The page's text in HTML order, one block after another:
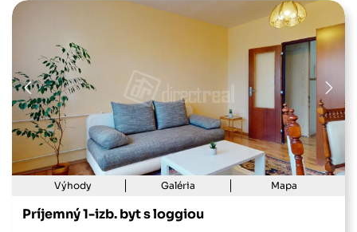
Výhody Galéria Mapa
Príjemný 1-izb. byt s loggiou